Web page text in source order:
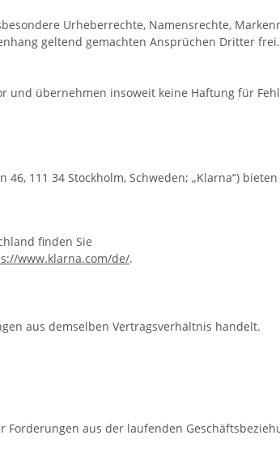
Urheberrechte, Namensrechte,
geltend gemachten Ansprüchen Dritter
und übernehmen insoweit keine Haftung für
111 34 Stockholm, Schweden; „Klarna“)
finden Sie
www.klarna.com/de/.
aus demselben Vertragsverhältnis handelt.
aus der laufenden